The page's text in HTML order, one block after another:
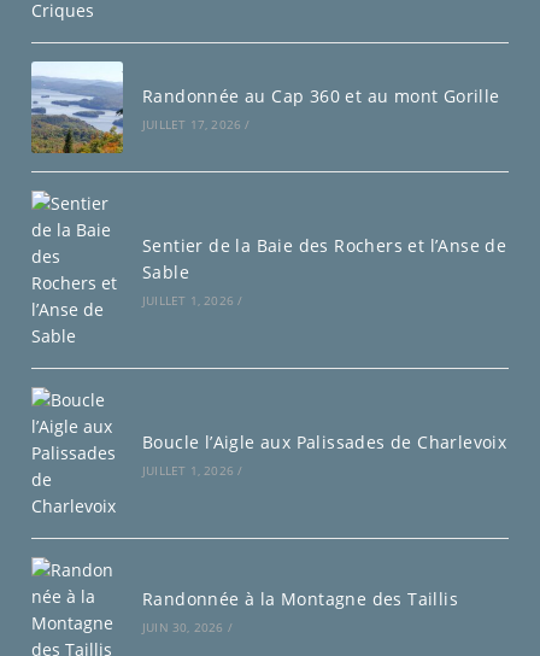
Randonnée au Cap 360 et au mont Gorille
JUILLET 17, 2026 /
Sentier de la Baie des Rochers et l’Anse de
Sable
JUILLET 1, 2026 /
Boucle l’Aigle aux Palissades de Charlevoix
JUILLET 1, 2026 /
Randonnée à la Montagne des Taillis
JUIN 30, 2026 /